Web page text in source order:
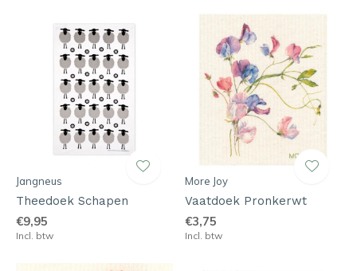
Jangneus
Theedoek Schapen
€9,95
Incl. btw
More Joy
Vaatdoek Pronkerwt
€3,75
Incl. btw